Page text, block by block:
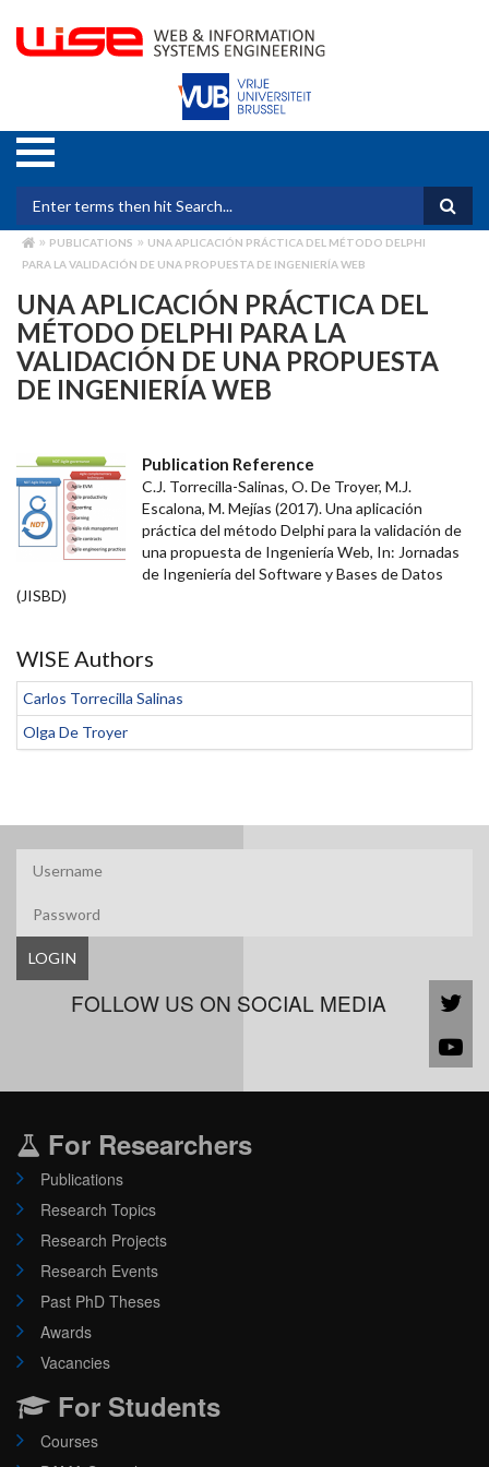
main
Search form
BREADCRUMB
PUBLICATIONS
UNA APLICACIÓN PRÁCTICA DEL MÉTODO DELPHI
PARA LA VALIDACIÓN DE UNA PROPUESTA DE INGENIERÍA WEB
UNA APLICACIÓN PRÁCTICA DEL
MÉTODO DELPHI PARA LA
VALIDACIÓN DE UNA PROPUESTA
DE INGENIERÍA WEB
Publication Reference
C.J. Torrecilla-Salinas, O. De Troyer, M.J.
Escalona, M. Mejías (2017). Una aplicación
práctica del método Delphi para la validación de
una propuesta de Ingeniería Web, In: Jornadas
de Ingeniería del Software y Bases de Datos
(JISBD)
WISE Authors
Carlos Torrecilla Salinas
Olga De Troyer
LOGIN
FOLLOW US ON SOCIAL MEDIA
For Researchers
Publications
Research Topics
Research Projects
Research Events
Past PhD Theses
Awards
Vacancies
For Students
Courses